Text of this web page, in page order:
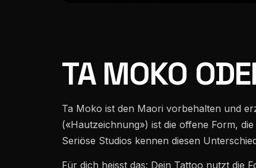
TA MOKO
Ta Moko ist den Maori vorbehalten und
(«Hautzeichnung») ist die offene Form,
Seriöse Studios kennen diesen
Für dich heisst das: Dein Tattoo nutzt die